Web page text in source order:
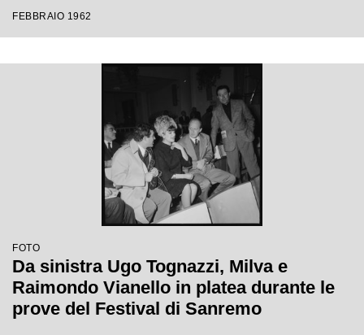
FEBBRAIO 1962
FOTO
Da sinistra Ugo Tognazzi, Milva e
Raimondo Vianello in platea durante le
prove del Festival di Sanremo